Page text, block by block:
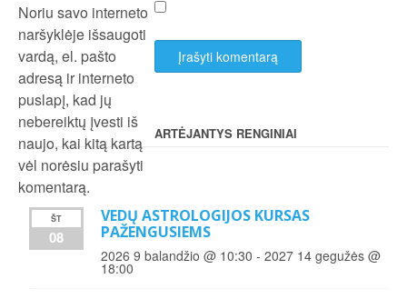
Noriu savo interneto
naršyklėje išsaugoti
vardą, el. pašto
adresą ir interneto
puslapį, kad jų
nebereiktų įvesti iš
naujo, kai kitą kartą
vėl norėsiu parašyti
komentarą.
ARTĖJANTYS RENGINIAI
ŠT
08
VEDŲ ASTROLOGIJOS KURSAS
PAŽENGUSIEMS
2026 9 balandžio @ 10:30 -2027 14 gegužės @
18:00